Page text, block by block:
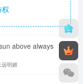
above always
明媚